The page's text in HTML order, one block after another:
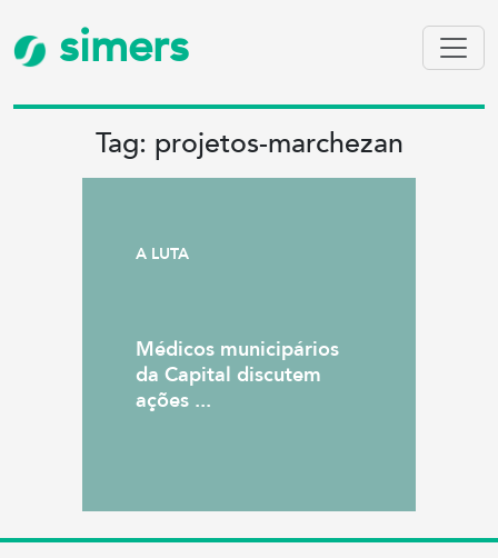
simers
Tag: projetos-marchezan
A LUTA
Médicos municipários
da Capital discutem
ações ...